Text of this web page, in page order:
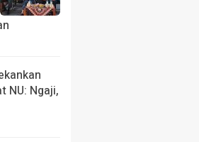
NU: Ngaji,